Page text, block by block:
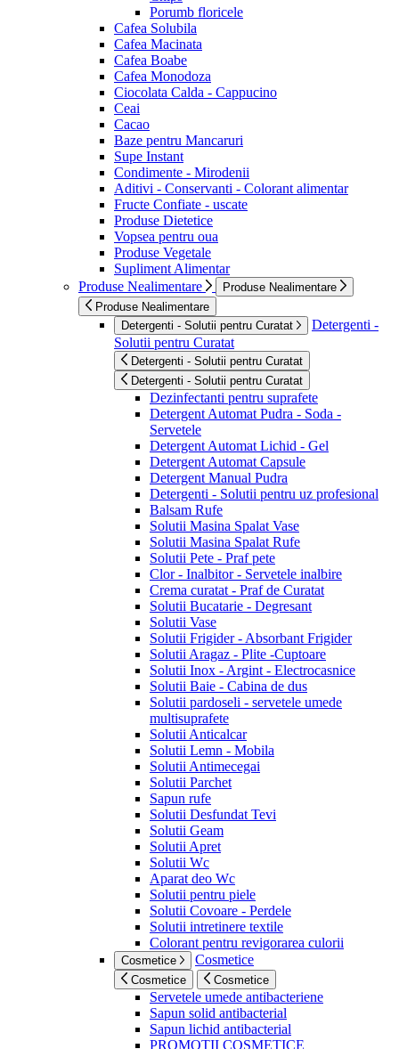
Porumb floricele
Cafea Solubila
Cafea Macinata
Cafea Boabe
Cafea Monodoza
Ciocolata Calda - Cappucino
Ceai
Cacao
Baze pentru Mancaruri
Supe Instant
Condimente - Mirodenii
Aditivi - Conservanti - Colorant alimentar
Fructe Confiate - uscate
Produse Dietetice
Vopsea pentru oua
Produse Vegetale
Supliment Alimentar
Produse Nealimentare
Produse Nealimentare
Produse Nealimentare
Detergenti - Solutii pentru Curatat
Detergenti -
Solutii pentru Curatat
Detergenti - Solutii pentru Curatat
Detergenti - Solutii pentru Curatat
Dezinfectanti pentru suprafete
Detergent Automat Pudra - Soda -
Servetele
Detergent Automat Lichid - Gel
Detergent Automat Capsule
Detergent Manual Pudra
Detergenti - Solutii pentru uz profesional
Balsam Rufe
Solutii Masina Spalat Vase
Solutii Masina Spalat Rufe
Solutii Pete - Praf pete
Clor - Inalbitor - Servetele inalbire
Crema curatat - Praf de Curatat
Solutii Bucatarie - Degresant
Solutii Vase
Solutii Frigider - Absorbant Frigider
Solutii Aragaz - Plite -Cuptoare
Solutii Inox - Argint - Electrocasnice
Solutii Baie - Cabina de dus
Solutii pardoseli - servetele umede
multisuprafete
Solutii Anticalcar
Solutii Lemn - Mobila
Solutii Antimecegai
Solutii Parchet
Sapun rufe
Solutii Desfundat Tevi
Solutii Geam
Solutii Apret
Solutii Wc
Aparat deo Wc
Solutii pentru piele
Solutii Covoare - Perdele
Solutii intretinere textile
Colorant pentru revigorarea culorii
Cosmetice Cosmetice
Cosmetice Cosmetice
Servetele umede antibacteriene
Sapun solid antibacterial
Sapun lichid antibacterial
PROMOTII COSMETICE